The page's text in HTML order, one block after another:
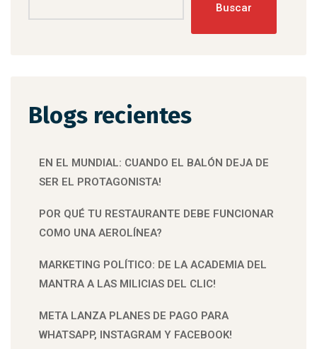
Buscar
Blogs recientes
EN EL MUNDIAL: CUANDO EL BALÓN DEJA DE
SER EL PROTAGONISTA!
POR QUÉ TU RESTAURANTE DEBE FUNCIONAR
COMO UNA AEROLÍNEA?
MARKETING POLÍTICO: DE LA ACADEMIA DEL
MANTRA A LAS MILICIAS DEL CLIC!
META LANZA PLANES DE PAGO PARA
WHATSAPP, INSTAGRAM Y FACEBOOK!